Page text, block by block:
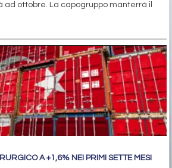
ad ottobre. La capogruppo manterrà il
A +1,6% NEI PRIMI SETTE MESI